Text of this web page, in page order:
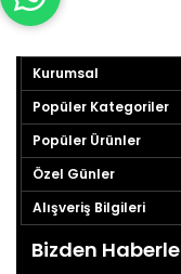
Kurumsal
Popüler Kategoriler
Popüler Ürünler
Özel Günler
Alışveriş Bilgileri
Bizden